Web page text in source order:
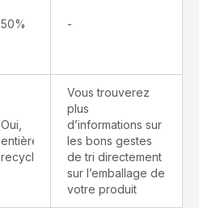
50% -
Oui,
entièrement
recyclable
Vous trouverez
plus
d’informations sur
les bons gestes
de tri directement
sur l’emballage de
votre produit